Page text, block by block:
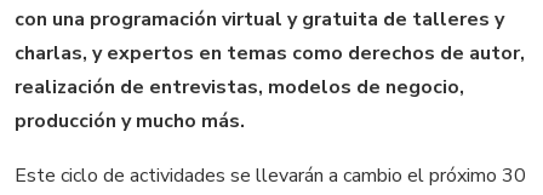
con una programación virtual y gratuita de talleres y
charlas, y expertos en temas como derechos de autor,
realización de entrevistas, modelos de negocio,
producción y mucho más.
Este ciclo de actividades se llevarán a cambio el próximo 30